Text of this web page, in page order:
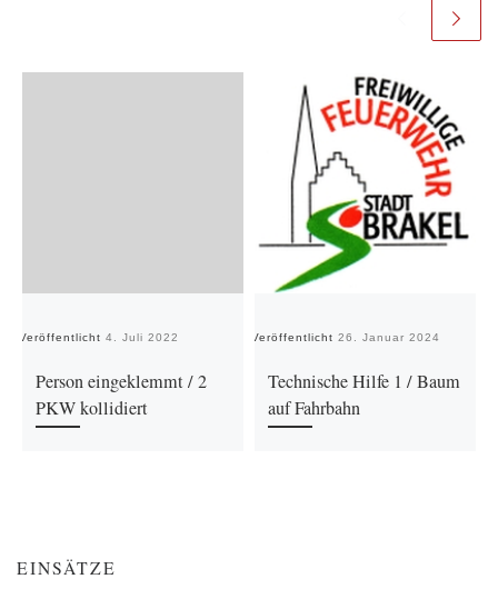
Veröffentlicht 4. Juli 2022
Person eingeklemmt / 2
PKW kollidiert
Veröffentlicht 26. Januar 2024
Technische Hilfe 1 / Baum
auf Fahrbahn
EINSÄTZE